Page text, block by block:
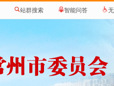
站群搜索 智能问答